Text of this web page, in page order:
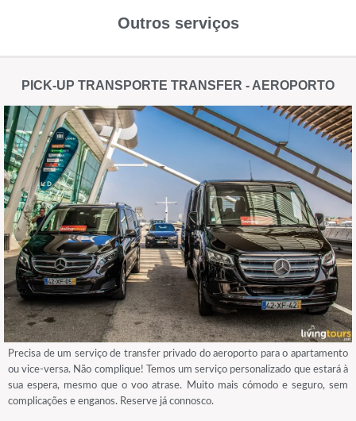
Outros serviços
PICK-UP TRANSPORTE TRANSFER - AEROPORTO
Precisa de um serviço de transfer privado do aeroporto para o apartamento
ou vice-versa. Não complique! Temos um serviço personalizado que estará à
sua espera, mesmo que o voo atrase. Muito mais cómodo e seguro, sem
complicações e enganos. Reserve já connosco.